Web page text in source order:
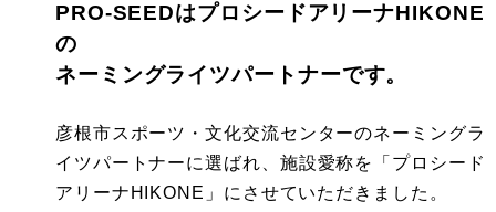
PRO-SEEDはプロシードアリーナHIKONE
の
ネーミングライツパートナーです。
彦根市スポーツ・文化交流センターのネーミングラ
イツパートナーに選ばれ、施設愛称を「プロシード
アリーナHIKONE」にさせていただきました。